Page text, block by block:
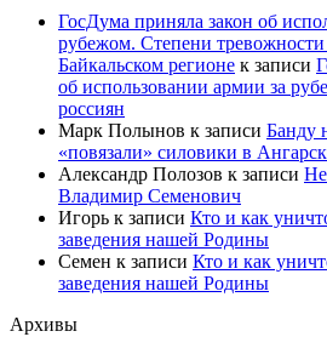
ГосДума приняла закон об
рубежом. Степени тревожности
Байкальском регионе к записи
об использовании армии за
россиян
Марк Полынов к записи Банду
«повязали» силовики в
Александр Полозов к записи
Владимир Семенович
Игорь к записи Кто и как
заведения нашей Родины
Семен к записи Кто и как
заведения нашей Родины
Архивы